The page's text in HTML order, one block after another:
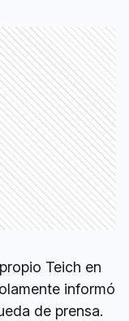
Teich en
informó
de prensa.